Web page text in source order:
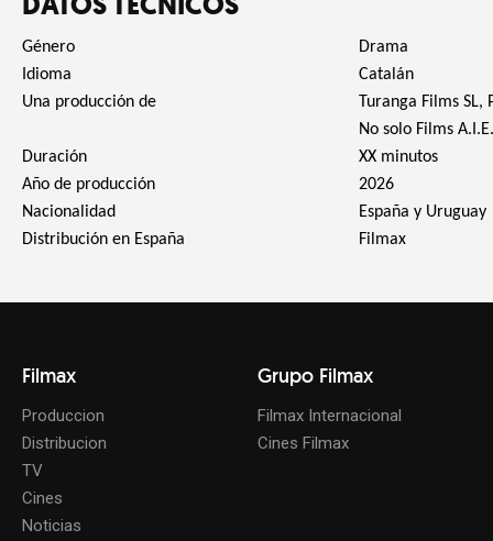
Género
Drama
Idioma
Catalán
Una producción de
Turanga Films SL,
No solo Films
Duración
XX minutos
Año de producción
2026
Nacionalidad
España y Uruguay
Distribución en España
Filmax
Filmax
Produccion
Distribucion
TV
Cines
Noticias
Grupo Filmax
Filmax Internacional
Cines Filmax